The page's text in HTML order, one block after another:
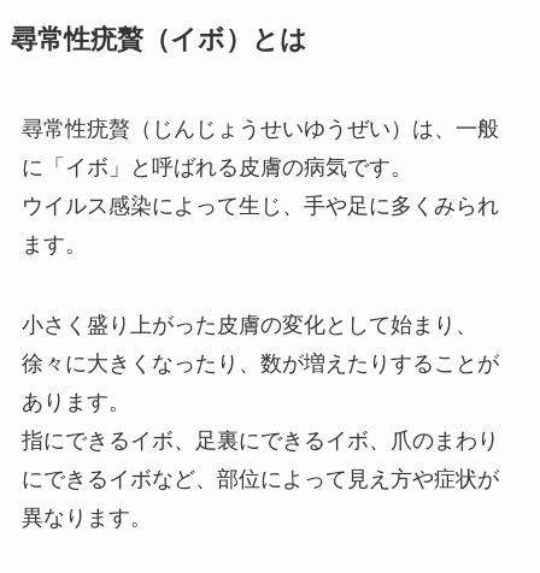
尋常性疣贅（イボ）とは
尋常性疣贅（じんじょうせいゆうぜい）は、一般
に「イボ」と呼ばれる皮膚の病気です。
ウイルス感染によって生じ、手や足に多くみられ
ます。
小さく盛り上がった皮膚の変化として始まり、
徐々に大きくなったり、数が増えたりすることが
あります。
指にできるイボ、足裏にできるイボ、爪のまわり
にできるイボなど、部位によって見え方や症状が
異なります。